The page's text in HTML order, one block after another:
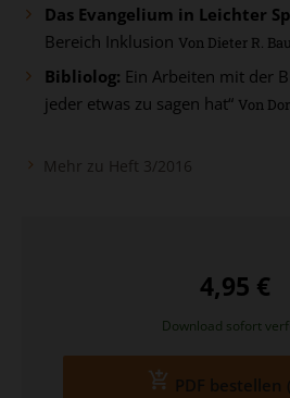
Das Evangelium in Leichter
Bereich Inklusion Von Dieter R.
Bibliolog: Ein Arbeiten mit der
jeder etwas zu sagen hat“ Von
Mehr zu Heft 3/2016
4,95 €
Download sofort
PDF bestellen